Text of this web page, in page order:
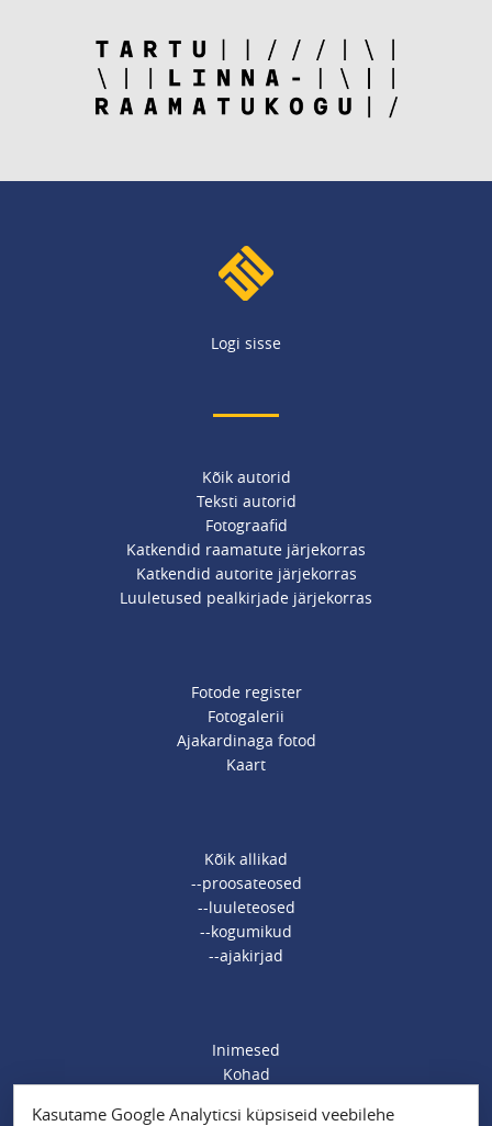
Logi sisse
Kõik autorid
Teksti autorid
Fotograafid
Katkendid raamatute järjekorras
Katkendid autorite järjekorras
Luuletused pealkirjade järjekorras
Fotode register
Fotogalerii
Ajakardinaga fotod
Kaart
Kõik allikad
--proosateosed
--luuleteosed
--kogumikud
--ajakirjad
Inimesed
Kohad
Kasutame Google Analyticsi küpsiseid veebilehe